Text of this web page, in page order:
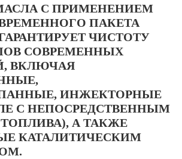
С ПРИМЕНЕНИЕМ
ПАКЕТА
ЧИСТОТУ
СОВРЕМЕННЫХ
ВКЛЮЧАЯ
ИНЖЕКТОРНЫЕ
С НЕПОСРЕДСТВЕННЫМ
А ТАКЖЕ
КАТАЛИТИЧЕСКИМ